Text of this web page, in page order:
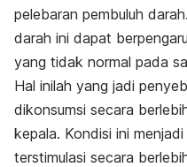
pelebaran pembuluh
darah ini dapat
yang tidak normal pada
Hal inilah yang jadi
dikonsumsi secara
kepala. Kondisi ini
terstimulasi secara